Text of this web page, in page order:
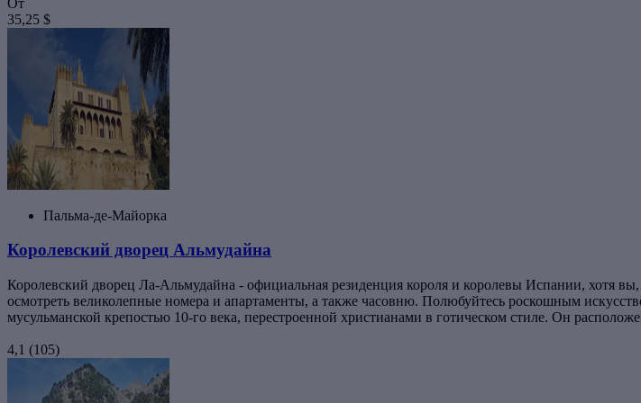
35,25 $
Пальма-де-Майорка
Королевский дворец Альмудайна
Королевский дворец Ла-Альмудайна - официальная резиденция короля и королевы Испании, хотя
осмотреть великолепные номера и апартаменты, а также часовню. Полюбуйтесь роскошным
мусульманской крепостью 10-го века, перестроенной христианами в готическом стиле. Он
4,1 (105)